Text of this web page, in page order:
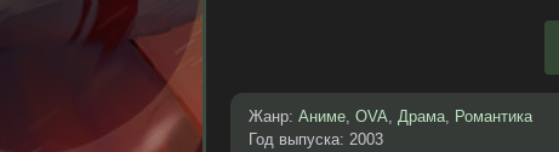
Жанр: Аниме, OVA, Драма, Романтика
Год выпуска: 2003